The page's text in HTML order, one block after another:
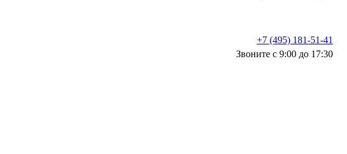
+7 (495) 181-51-41
Звоните с 9:00 до 17:30